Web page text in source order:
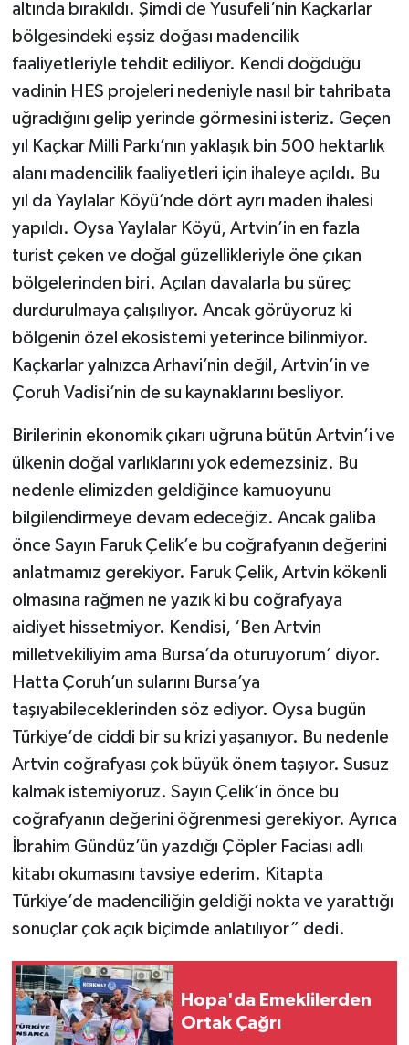
altında bırakıldı. Şimdi de Yusufeli’nin Kaçkarlar
bölgesindeki eşsiz doğası madencilik
faaliyetleriyle tehdit ediliyor. Kendi doğduğu
vadinin HES projeleri nedeniyle nasıl bir tahribata
uğradığını gelip yerinde görmesini isteriz. Geçen
yıl Kaçkar Milli Parkı’nın yaklaşık bin 500 hektarlık
alanı madencilik faaliyetleri için ihaleye açıldı. Bu
yıl da Yaylalar Köyü’nde dört ayrı maden ihalesi
yapıldı. Oysa Yaylalar Köyü, Artvin’in en fazla
turist çeken ve doğal güzellikleriyle öne çıkan
bölgelerinden biri. Açılan davalarla bu süreç
durdurulmaya çalışılıyor. Ancak görüyoruz ki
bölgenin özel ekosistemi yeterince bilinmiyor.
Kaçkarlar yalnızca Arhavi’nin değil, Artvin’in ve
Çoruh Vadisi’nin de su kaynaklarını besliyor.
Birilerinin ekonomik çıkarı uğruna bütün Artvin’i ve
ülkenin doğal varlıklarını yok edemezsiniz. Bu
nedenle elimizden geldiğince kamuoyunu
bilgilendirmeye devam edeceğiz. Ancak galiba
önce Sayın Faruk Çelik’e bu coğrafyanın değerini
anlatmamız gerekiyor. Faruk Çelik, Artvin kökenli
olmasına rağmen ne yazık ki bu coğrafyaya
aidiyet hissetmiyor. Kendisi, ‘Ben Artvin
milletvekiliyim ama Bursa’da oturuyorum’ diyor.
Hatta Çoruh’un sularını Bursa’ya
taşıyabileceklerinden söz ediyor. Oysa bugün
Türkiye’de ciddi bir su krizi yaşanıyor. Bu nedenle
Artvin coğrafyası çok büyük önem taşıyor. Susuz
kalmak istemiyoruz. Sayın Çelik’in önce bu
coğrafyanın değerini öğrenmesi gerekiyor. Ayrıca
İbrahim Gündüz’ün yazdığı Çöpler Faciası adlı
kitabı okumasını tavsiye ederim. Kitapta
Türkiye’de madenciliğin geldiği nokta ve yarattığı
sonuçlar çok açık biçimde anlatılıyor” dedi.
Hopa'da Emeklilerden
Ortak Çağrı